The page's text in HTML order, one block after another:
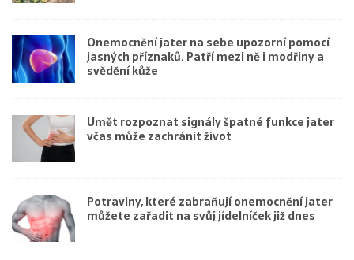
Onemocnění jater na sebe upozorní pomocí
jasných příznaků. Patří mezi ně i modřiny a
svědění kůže
Umět rozpoznat signály špatné funkce jater
včas může zachránit život
Potraviny, které zabraňují onemocnění jater
můžete zařadit na svůj jídelníček již dnes